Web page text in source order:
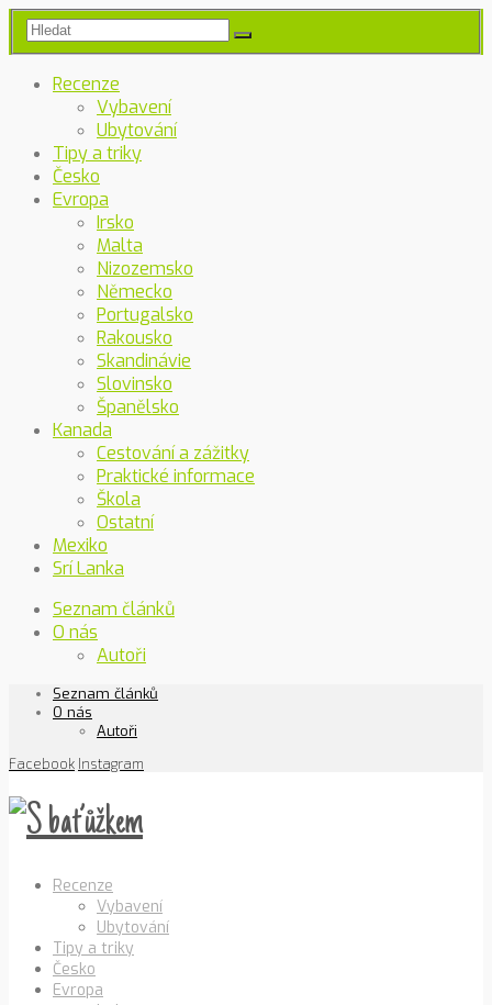
Recenze
Vybavení
Ubytování
Tipy a triky
Česko
Evropa
Irsko
Malta
Nizozemsko
Německo
Portugalsko
Rakousko
Skandinávie
Slovinsko
Španělsko
Kanada
Cestování a zážitky
Praktické informace
Škola
Ostatní
Mexiko
Srí Lanka
Seznam článků
O nás
Autoři
Seznam článků
O nás
Autoři
Facebook Instagram
Recenze
Vybavení
Ubytování
Tipy a triky
Česko
Evropa